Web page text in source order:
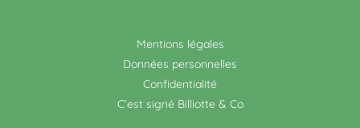
Mentions légales
Données personnelles
Confidentialité
C’est signé Billiotte & Co